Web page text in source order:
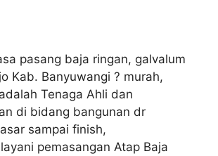
pasang baja ringan, galvalum
Kab. Banyuwangi ? murah,
Tenaga Ahli dan
di bidang bangunan dr
sampai finish,
pemasangan Atap Baja